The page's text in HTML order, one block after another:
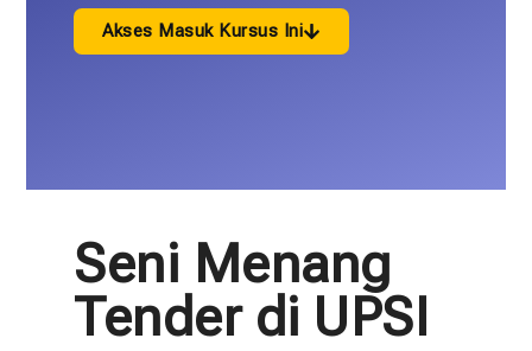
Akses Masuk Kursus Ini
Seni Menang
Tender di UPSI